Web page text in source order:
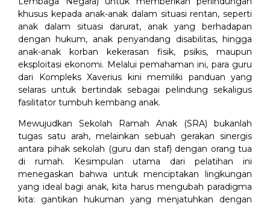
khusus kepada anak-anak dalam situasi rentan, seperti
anak dalam situasi darurat, anak yang berhadapan
dengan hukum, anak penyandang disabilitas, hingga
anak-anak korban kekerasan fisik, psikis, maupun
eksploitasi ekonomi. Melalui pemahaman ini, para guru
dari Kompleks Xaverius kini memiliki panduan yang
selaras untuk bertindak sebagai pelindung sekaligus
fasilitator tumbuh kembang anak.
Mewujudkan Sekolah Ramah Anak (SRA) bukanlah
tugas satu arah, melainkan sebuah gerakan sinergis
antara pihak sekolah (guru dan staf) dengan orang tua
di rumah. Kesimpulan utama dari pelatihan ini
menegaskan bahwa untuk menciptakan lingkungan
yang ideal bagi anak, kita harus mengubah paradigma
kita: gantikan hukuman yang menjatuhkan dengan